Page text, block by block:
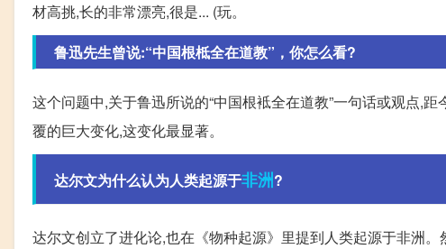
材高挑,长的非常漂亮,很是... (玩。
鲁迅先生曾说:“中国根柢全在道教”，你怎么看?
这个问题中,关于鲁迅所说的“中国根袛全在道教”一句话或观点,
覆的巨大变化,这变化最显著。
达尔文为什么认为人类起源于非洲?
达尔文创立了进化论,也在《物种起源》里提到人类起源于非洲